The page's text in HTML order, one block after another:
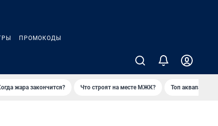
ПРОМОКОДЫ
жара закончится? Что строят на месте МЖК? Топ аквапарков